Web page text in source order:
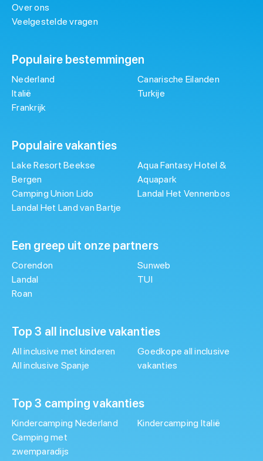
Over ons
Veelgestelde vragen
Populaire bestemmingen
Nederland
Italië
Frankrijk
Canarische Eilanden
Turkije
Populaire vakanties
Lake Resort Beekse
Bergen
Camping Union Lido
Landal Het Land van Bartje
Aqua Fantasy Hotel &
Aquapark
Landal Het Vennenbos
Een greep uit onze partners
Corendon
Landal
Roan
Sunweb
TUI
Top 3 all inclusive vakanties
All inclusive met kinderen
All inclusive Spanje
Goedkope all inclusive
vakanties
Top 3 camping vakanties
Kindercamping Nederland
Camping met
zwemparadijs
Kindercamping Italië